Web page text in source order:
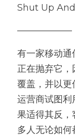
Shut Up
——————
有一家移动通
正在抛弃它
覆盖，并以更
运营商试图
果适得其反
多人无论如